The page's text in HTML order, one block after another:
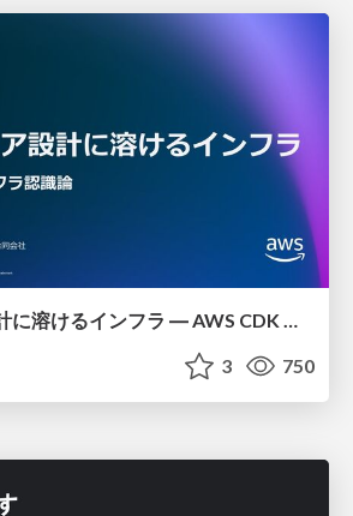
ソフトウェア設計に溶けるインフラ ― AWS CDK のインフラ認識論
3 750